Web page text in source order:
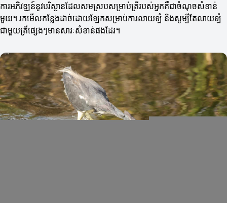
ការអភិវឌ្ឍន៍នូវបរិស្ថានដែលសមស្របសម្រាប់ត្រីរបស់អ្នកគឺជាចំណុចសំខាន់
មួយ។ រកមើលកន្លែងដាច់ដោយឡែកសម្រាប់ការលាយឡំ និងសូម្បីតែលាយឡំ
ជាមួយត្រីផ្សេងៗមានសារៈសំខាន់ផងដែរ។